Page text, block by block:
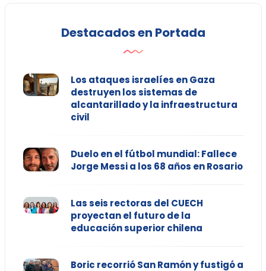
Destacados en Portada
Los ataques israelíes en Gaza
destruyen los sistemas de
alcantarillado y la infraestructura
civil
Duelo en el fútbol mundial: Fallece
Jorge Messi a los 68 años en Rosario
Las seis rectoras del CUECH
proyectan el futuro de la
educación superior chilena
Boric recorrió San Ramón y fustigó a